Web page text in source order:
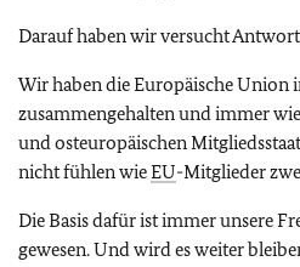
Darauf haben wir versucht
Wir haben die Europäische Union
zusammengehalten und immer
und osteuropäischen
nicht fühlen wieEU-Mitglieder
Die Basis dafür ist immer unsere
gewesen. Und wird es weiter